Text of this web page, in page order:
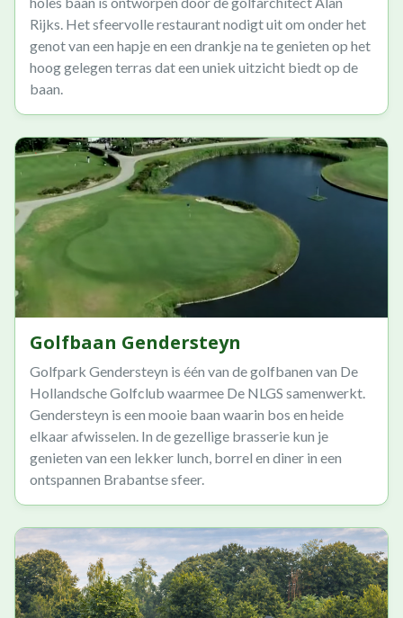
Rijks. Het sfeervolle restaurant nodigt uit om onder het
genot van een hapje en een drankje na te genieten op het
hoog gelegen terras dat een uniek uitzicht biedt op de
baan.
Golfbaan Gendersteyn
Golfpark Gendersteyn is één van de golfbanen van De
Hollandsche Golfclub waarmee De NLGS samenwerkt.
Gendersteyn is een mooie baan waarin bos en heide
elkaar afwisselen. In de gezellige brasserie kun je
genieten van een lekker lunch, borrel en diner in een
ontspannen Brabantse sfeer.